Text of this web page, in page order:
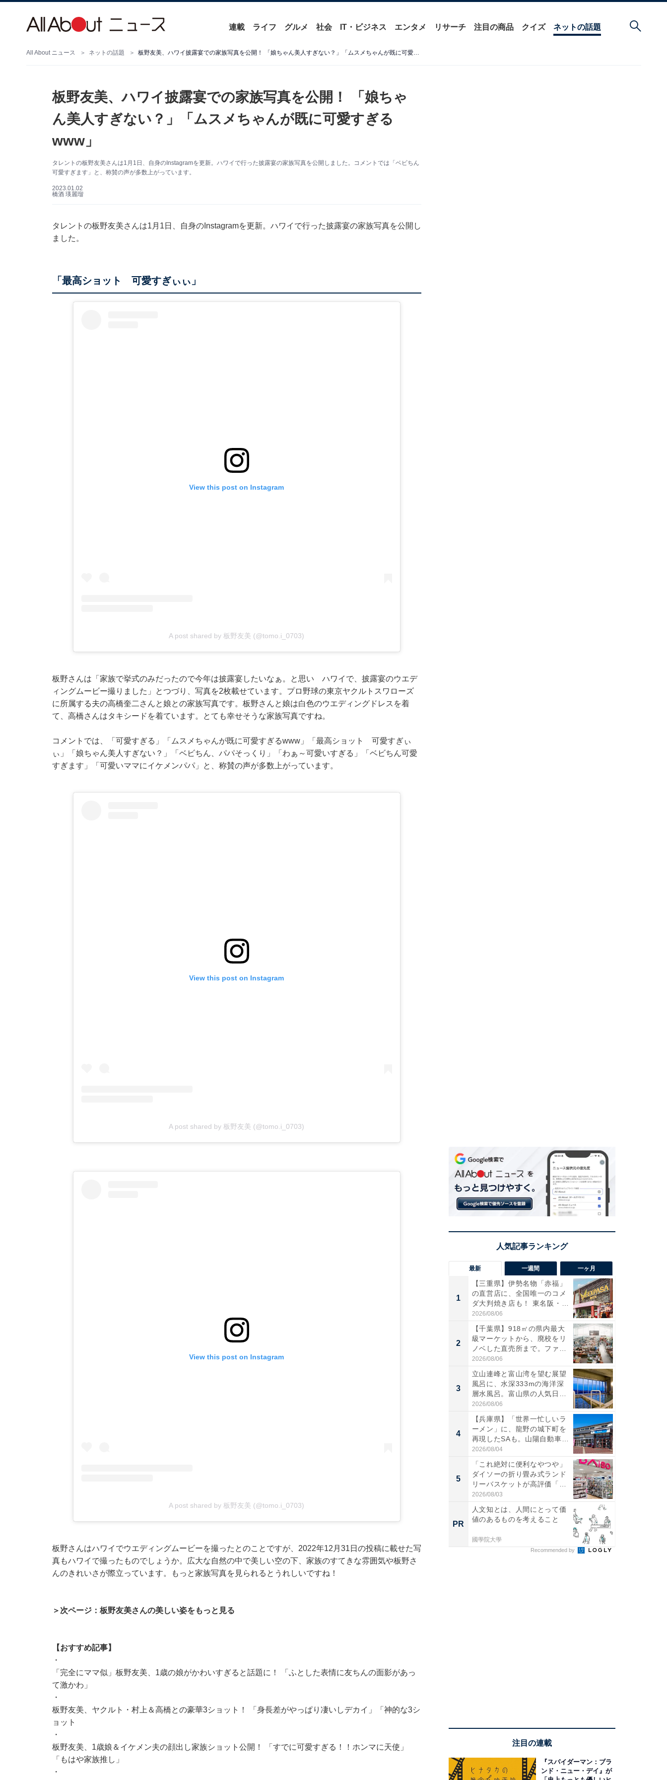
連載 ライフ グルメ 社会 IT・ビジネス エンタメ リサーチ 注目の商品 クイズ ネットの話題
All About ニュース ネットの話題 板野友美、ハワイ披露宴での家族写真を公開！ 「娘ちゃん美人すぎない？」「ムスメちゃんが既に可愛すぎるwww」
板野友美、ハワイ披露宴での家族写真を公開！ 「娘ちゃ
ん美人すぎない？」「ムスメちゃんが既に可愛すぎる
www」
タレントの板野友美さんは1月1日、自身のInstagramを更新。ハワイで行った披露宴の家族写真を公開しました。コメントでは「ベビちん
可愛すぎます」と、称賛の声が多数上がっています。
2023.01.02
橋酒 瑛麗瑠
タレントの板野友美さんは1月1日、自身のInstagramを更新。ハワイで行った披露宴の家族写真を公開し
ました。
「最高ショット 可愛すぎぃぃ」
View this post on Instagram
A post shared by 板野友美 (@tomo.i_0703)
板野さんは「家族で挙式のみだったので今年は披露宴したいなぁ。と思い ハワイで、披露宴のウエデ
ィングムービー撮りました」とつづり、写真を2枚載せています。プロ野球の東京ヤクルトスワローズ
に所属する夫の高橋奎二さんと娘との家族写真です。板野さんと娘は白色のウエディングドレスを着
て、高橋さんはタキシードを着ています。とても幸せそうな家族写真ですね。
コメントでは、「可愛すぎる」「ムスメちゃんが既に可愛すぎるwww」「最高ショット 可愛すぎぃ
ぃ」「娘ちゃん美人すぎない？」「ベビちん、パパそっくり」「わぁ～可愛いすぎる」「ベビちん可愛
すぎます」「可愛いママにイケメンパパ」と、称賛の声が多数上がっています。
View this post on Instagram
A post shared by 板野友美 (@tomo.i_0703)
View this post on Instagram
A post shared by 板野友美 (@tomo.i_0703)
板野さんはハワイでウエディングムービーを撮ったとのことですが、2022年12月31日の投稿に載せた写
真もハワイで撮ったものでしょうか。広大な自然の中で美しい空の下、家族のすてきな雰囲気や板野さ
んのきれいさが際立っています。もっと家族写真を見られるとうれしいですね！
＞次ページ：板野友美さんの美しい姿をもっと見る
【おすすめ記事】
・
「完全にママ似」板野友美、1歳の娘がかわいすぎると話題に！ 「ふとした表情に友ちんの面影があっ
て激かわ」
・
板野友美、ヤクルト・村上＆高橋との豪華3ショット！ 「身長差がやっぱり凄いしデカイ」「神的な3シ
ョット
・
板野友美、1歳娘＆イケメン夫の顔出し家族ショット公開！ 「すでに可愛すぎる！！ホンマに天使」
「もはや家族推し」
・
最新 一週間 一ヶ月
1
【三重県】伊勢名物「赤福」
の直営店に、全国唯一のコメ
ダ大判焼き店も！ 東名阪・
伊...
2026/08/06
2
【千葉県】918㎡の県内最大
級マーケットから、廃校をリ
ノベした直売所まで。ファ
ー...
2026/08/06
3
立山連峰と富山湾を望む展望
風呂に、水深333mの海洋深
層水風呂。富山県の人気日
帰...
2026/08/06
4
【兵庫県】「世界一忙しいラ
ーメン」に、龍野の城下町を
再現したSAも。山陽自動車
道...
2026/08/04
5
「これ絶対に便利なやつや」
ダイソーの折り畳み式ランド
リーバスケットが高評価「使
わ...
2026/08/03
PR
人文知とは、人間にとって価
値のあるものを考えること
國學院大學
Recommended by
注目の連載
『スパイダーマン：ブラ
ンド・ニュー・デイ』が